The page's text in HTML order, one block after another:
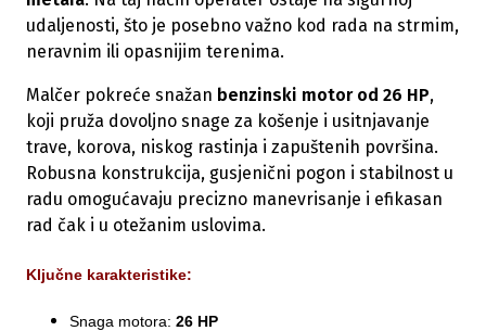
udaljenosti, što je posebno važno kod rada na strmim,
neravnim ili opasnijim terenima.
Malčer pokreće snažan benzinski motor od 26 HP,
koji pruža dovoljno snage za košenje i usitnjavanje
trave, korova, niskog rastinja i zapuštenih površina.
Robusna konstrukcija, gusjenični pogon i stabilnost u
radu omogućavaju precizno manevrisanje i efikasan
rad čak i u otežanim uslovima.
Ključne karakteristike:
Snaga motora: 26 HP